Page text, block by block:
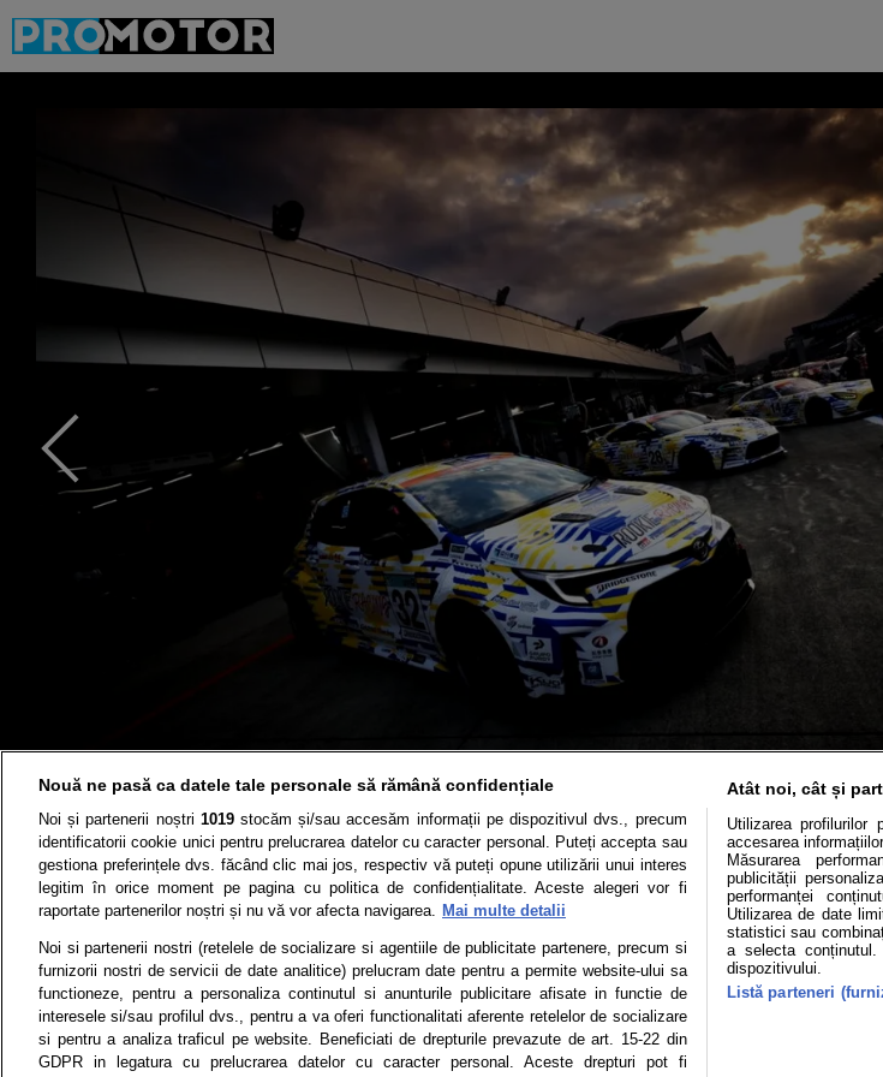
Știri Test drive Mașini electrice Utile
Politica de cookies
Toate drepturile rezervate | Citarea se poate face în limita a 250 de semne.
monitorizare) nu poate reproduce integral scrierile publicistice
Nouă ne pasă ca datele tale personale să rămână confidențiale
Noi și partenerii noștri 1019stocăm și/sau accesăm informații pe dispozitivul dvs., precum
identificatorii cookie unici pentru prelucrarea datelor cu caracter personal. Puteți accepta sau
gestiona preferințele dvs. făcând clic mai jos, respectiv vă puteți opune utilizării unui interes
legitim în orice moment pe pagina cu politica de confidențialitate. Aceste alegeri vor fi
raportate partenerilor noștri și nu vă vor afecta navigarea. Mai multe detalii
Noi si partenerii nostri (retelele de socializare si agentiile de publicitate partenere, precum si
furnizorii nostri de servicii de date analitice) prelucram date pentru a permite website-ului sa
functioneze, pentru a personaliza continutul si anunturile publicitare afisate in functie de
interesele si/sau profilul dvs., pentru a va oferi functionalitati aferente retelelor de socializare
si pentru a analiza traficul pe website. Beneficiati de drepturile prevazute de art. 15-22 din
GDPR in legatura cu prelucrarea datelor cu caracter personal. Aceste drepturi pot fi
Atât noi, cât și
Utilizarea profilurilor
accesarea
Măsurarea
publicității
performanței
Utilizarea de date
statistici sau
a selecta
dispozitivului.
Listă parteneri